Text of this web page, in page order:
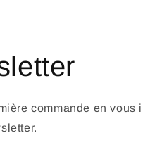
commande en vous